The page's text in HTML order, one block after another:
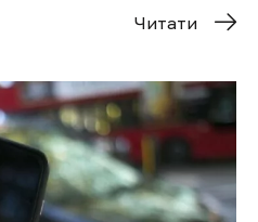
Читати